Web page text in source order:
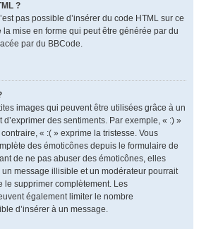
?
pas possible d’insérer du code HTML sur ce
mise en forme qui peut être générée par du
par du BBCode.
images qui peuvent être utilisées grâce à un
des sentiments. Par exemple, « :) »
« :( » exprime la tristesse. Vous
des émoticônes depuis le formulaire de
de ne pas abuser des émoticônes, elles
message illisible et un modérateur pourrait
le supprimer complètement. Les
également limiter le nombre
d’insérer à un message.